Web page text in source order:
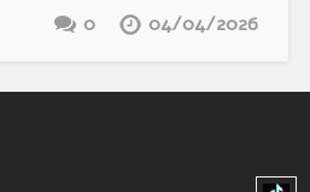
04/04/2026
0